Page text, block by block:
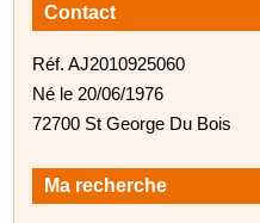
Contact
Réf. AJ2010925060
Né le 20/06/1976
72700 St George Du Bois
Ma recherche